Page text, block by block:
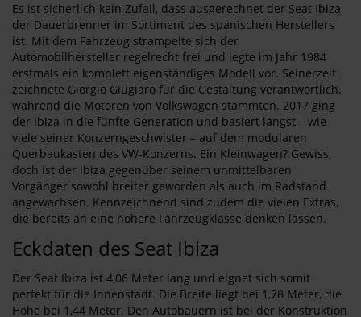
Es ist sicherlich kein Zufall, dass ausgerechnet der Seat Ibiza
der Dauerbrenner im Sortiment des spanischen Herstellers
ist. Mit dem Fahrzeug strampelte sich der
Automobilhersteller regelrecht frei und legte im Jahr 1984
erstmals ein komplett eigenständiges Modell vor. Seinerzeit
zeichnete Giorgio Giugiaro für die Gestaltung verantwortlich,
während die Motoren von Volkswagen stammten. 2017 ging
der Ibiza in die fünfte Generation und basiert längst – wie
viele seiner Konzerngeschwister – auf dem modularen
Querbaukasten des VW-Konzerns. Ein Kleinwagen? Gewiss,
doch ist der Ibiza gegenüber seinem unmittelbaren
Vorgänger sowohl breiter geworden als auch im Radstand
angewachsen. Kennzeichnend sind zudem die vielen Extras,
die bereits an eine höhere Fahrzeugklasse denken lassen.
Eckdaten des Seat Ibiza
Der Seat Ibiza ist 4,06 Meter lang und eignet sich somit
perfekt für die Innenstadt. Die Breite liegt bei 1,78 Meter, die
Höhe bei 1,44 Meter. Den Autobauern ist bei der Konstruktion